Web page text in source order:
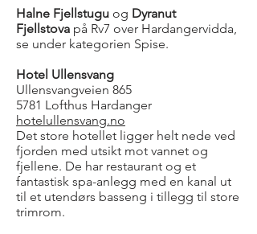
Halne Fjellstugu og Dyranut
Fjellstova på Rv7 over Hardangervidda,
se under kategorien Spise.
Hotel Ullensvang
Ullensvangveien 865
5781 Lofthus Hardanger
hotelullensvang.no
Det store hotellet ligger helt nede ved
fjorden med utsikt mot vannet og
fjellene. De har restaurant og et
fantastisk spa-anlegg med en kanal ut
til et utendørs basseng i tillegg til store
trimrom.